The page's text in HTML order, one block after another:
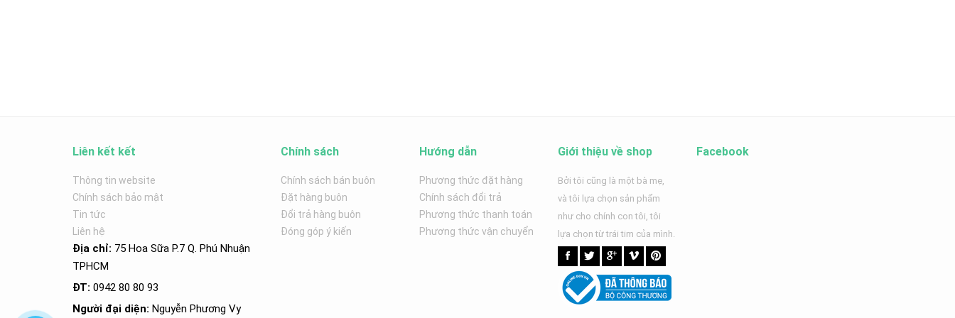
Liên kết kết
Thông tin website
Chính sách bảo mật
Tin tức
Liên hệ
Địa chỉ: 75 Hoa Sữa P.7 Q. Phú Nhuận
TPHCM
ĐT: 0942 80 80 93
Người đại diện: Nguyễn Phương Vy
Chính sách
Chính sách bán buôn
Đặt hàng buôn
Đổi trả hàng buôn
Đóng góp ý kiến
Hướng dẫn
Phương thức đặt hàng
Chính sách đổi trả
Phương thức thanh toán
Phương thức vận chuyển
Giới thiệu về shop
Bởi tôi cũng là một bà mẹ,
và tôi lựa chọn sản phẩm
như cho chính con tôi, tôi
lựa chọn từ trái tim của mình.
Facebook